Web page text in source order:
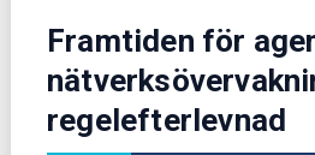
Framtiden för
regelefterlevnad